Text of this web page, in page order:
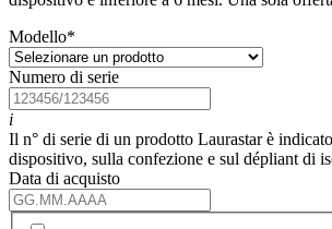
Modello*
Numero di serie
i
Il n° di serie di un prodotto Laurastar è
dispositivo, sulla confezione e sul dépliant di
Data di acquisto